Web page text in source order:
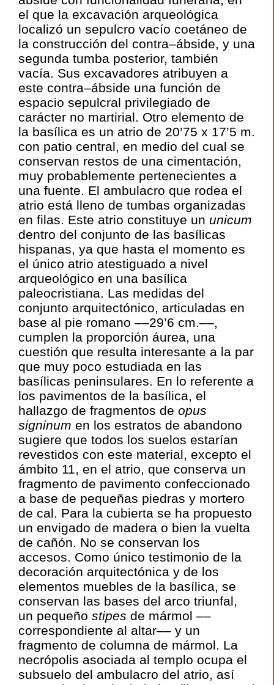
el que la excavación arqueológica
localizó un sepulcro vacío coetáneo de
la construcción del contra–ábside, y una
segunda tumba posterior, también
vacía. Sus excavadores atribuyen a
este contra–ábside una función de
espacio sepulcral privilegiado de
carácter no martirial. Otro elemento de
la basílica es un atrio de 20’75 x 17’5 m.
con patio central, en medio del cual se
conservan restos de una cimentación,
muy probablemente pertenecientes a
una fuente. El ambulacro que rodea el
atrio está lleno de tumbas organizadas
en filas. Este atrio constituye un unicum
dentro del conjunto de las basílicas
hispanas, ya que hasta el momento es
el único atrio atestiguado a nivel
arqueológico en una basílica
paleocristiana. Las medidas del
conjunto arquitectónico, articuladas en
base al pie romano ––29’6 cm.––,
cumplen la proporción áurea, una
cuestión que resulta interesante a la par
que muy poco estudiada en las
basílicas peninsulares. En lo referente a
los pavimentos de la basílica, el
hallazgo de fragmentos de opus
signinum en los estratos de abandono
sugiere que todos los suelos estarían
revestidos con este material, excepto el
ámbito 11, en el atrio, que conserva un
fragmento de pavimento confeccionado
a base de pequeñas piedras y mortero
de cal. Para la cubierta se ha propuesto
un envigado de madera o bien la vuelta
de cañón. No se conservan los
accesos. Como único testimonio de la
decoración arquitectónica y de los
elementos muebles de la basílica, se
conservan las bases del arco triunfal,
un pequeño stipes de mármol ––
correspondiente al altar–– y un
fragmento de columna de mármol. La
necrópolis asociada al templo ocupa el
subsuelo del ambulacro del atrio, así